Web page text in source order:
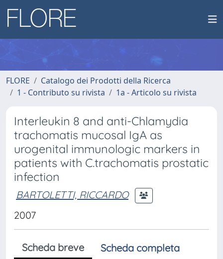
FLORE
Catalogo dei Prodotti della Ricerca
1 - Contributo su rivista
1a - Articolo su rivista
Interleukin 8 and anti-Chlamydia
trachomatis mucosal IgA as
urogenital immunologic markers in
patients with C.trachomatis prostatic
infection
BARTOLETTI, RICCARDO
2007
Scheda breve
Scheda completa